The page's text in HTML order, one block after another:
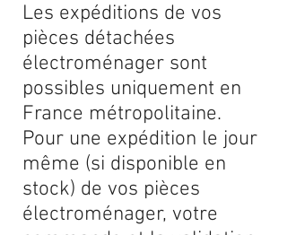
Les expéditions de vos
pièces détachées
électroménager sont
possibles uniquement en
France métropolitaine.
Pour une expédition le jour
même (si disponible en
stock) de vos pièces
électroménager, votre